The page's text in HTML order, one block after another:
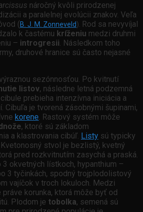
náročný kvôli prirodzenej
a paralelnej evolúcii znakov. Veľa
(B. J. M. Zonneveld). Rod sa nevyvíjal
k častému kríženiu medzi druhmi
– introgresii. Následkom toho
druhové hranice sú často nejasné
sezónnosťou. Po kvitnutí
listov, následne letná podzemná
prebieha intenzívna iniciácia a
Cibuľa je tvorená zásobnými šupinami,
korene. Rastový systém môže
, ktoré sú základom
a klastrovania cibúľ. Listy sú typicky
stvol je bezlistý, kvetný
pred rozkvitnutím zasychá a praská.
3 okvetných lístkoch, hypanthium –
3 tyčinkách, spodný trojplodolistový
vajíčok v troch lokuloch. Medzi
korunka, ktorá môže byť od
Plodom je tobolka, semená sú